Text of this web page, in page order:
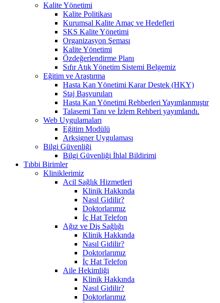
Kalite Yönetimi
Kalite Politikası
Kurumsal Kalite Amaç ve Hedefleri
SKS Kalite Yönetimi
Organizasyon Şeması
Kalite Yönetimi
Özdeğerlendirme Planı
Sıfır Atık Yönetim Sistemi Belgemiz
Eğitim ve Araştırma
Hasta Kan Yönetimi Karar Destek (HKY)
Staj Başvuruları
Hasta Kan Yönetimi Rehberleri Yayımlanmıştır
Talasemi Tanı ve İzlem Rehberi yayımlandı.
Web Uygulamaları
Eğitim Modülü
Arksigner Uygulaması
Bilgi Güvenliği
Bilgi Güvenliği İhlal Bildirimi
Tıbbi Birimler
Kliniklerimiz
Acil Sağlık Hizmetleri
Klinik Hakkında
Nasıl Gidilir?
Doktorlarımız
İç Hat Telefon
Ağız ve Diş Sağlığı
Klinik Hakkında
Nasıl Gidilir?
Doktorlarımız
İç Hat Telefon
Aile Hekimliği
Klinik Hakkında
Nasıl Gidilir?
Doktorlarımız